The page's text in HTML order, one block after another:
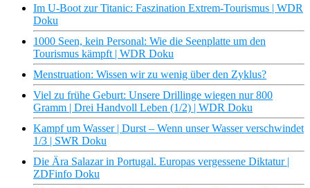
Im U-Boot zur Titanic: Faszination Extrem-Tourismus | WDR
Doku
1000 Seen, kein Personal: Wie die Seenplatte um den
Tourismus kämpft | WDR Doku
Menstruation: Wissen wir zu wenig über den Zyklus?
Viel zu frühe Geburt: Unsere Drillinge wiegen nur 800
Gramm | Drei Handvoll Leben (1/2) | WDR Doku
Kampf um Wasser | Durst – Wenn unser Wasser verschwindet
1/3 | SWR Doku
Die Ära Salazar in Portugal. Europas vergessene Diktatur |
ZDFinfo Doku